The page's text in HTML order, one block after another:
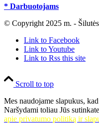
* Darbuotojams
© Copyright 2025 m. -
Link to Facebook
Link to Youtube
Link to Rss this site
Scroll to top
Mes naudojame slapukus,
Naršydami toliau Jūs
apie privatumo politiką ir